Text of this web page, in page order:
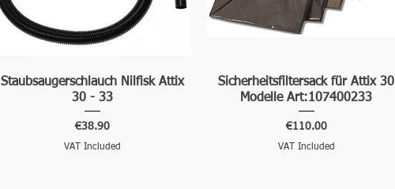
Staubsaugerschlauch Nilfisk Attix
30 - 33
Price
€38.90
VAT Included
Sicherheitsfiltersack für Attix 30
Modelle Art:107400233
Price
€110.00
VAT Included